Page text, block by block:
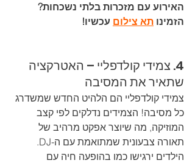
האירוע עם מזכרות בלתי נשכחות?
הזמינו תא צילום עכשיו!
4. צמידי קולדפליי – האטרקציה
שתאיר את המסיבה
צמידי קולדפליי הם הלהיט החדש שמשדרג
כל מסיבה! הצמידים נדלקים לפי קצב
המוזיקה, מה שיוצר אפקט מרהיב של
תאורה צבעונית שמתואמת עם ה-DJ.
הילדים ירגישו כמו בהופעה חיה עם